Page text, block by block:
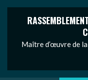
Maître d’œuvre de